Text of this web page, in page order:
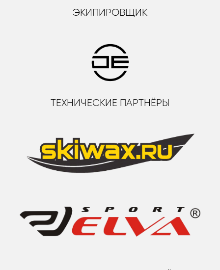
ЭКИПИРОВЩИК
ТЕХНИЧЕСКИЕ ПАРТНЁРЫ